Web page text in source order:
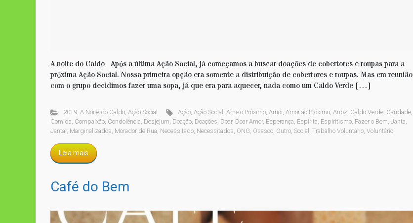
A noite do Caldo Após a última Ação Social, já começamos a buscar doações de cobertores e roupas para a
próxima Ação Social. Nossa primeira opção era somente a distribuição de cobertores e roupas. Mas em reunião
com o grupo decidimos fazer uma sopa, já que era para aquecer, nada como um Caldo Verde […]
2019, A Noite do Caldo, Ação Social Ação ,Ação Social ,Ame o Próximo ,Amor,Amor ao Próximo ,Arroz Caldo Verde Caridade
Comida Compaixão Condolência Desjejum Doação Doações Doar, Doar Amor, Esperança Espírita Espiritismo Fazer o Bem Janta
Jantar, Marginalizados Morador de Rua Necessitado Necessitados ONG Osasco Outro Social Trabalho Voluntário Voluntário
Leia mais
Café do Bem